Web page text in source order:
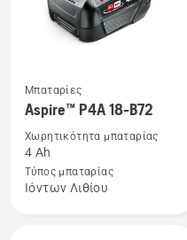
Δείτε
περισσότερες
λεπτομέρειες
για
το
Aspire™
Μπαταρίες
Aspire™ P4A 18-B72
Χωρητικότητα μπαταρίας
4 Ah
Τύπος μπαταρίας
Ιόντων Λιθίου